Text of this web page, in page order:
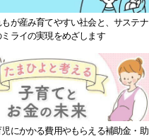
が産み育てやすい社会と、サステナ
ライの実現をめざします
にかかる費用やもらえる補助金・助